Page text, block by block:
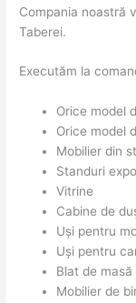
Compania noastră
Taberei.
Executăm la
Orice model
Orice model
Mobilier din
Standuri
Vitrine
Cabine de
Uși pentru
Uși pentru
Blat de masă
Mobilier de